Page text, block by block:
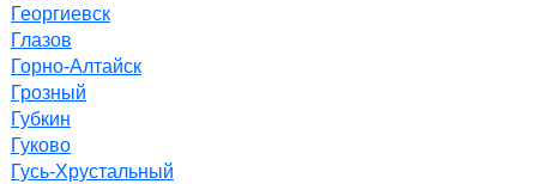
Георгиевск
Глазов
Горно-Алтайск
Грозный
Губкин
Гуково
Гусь-Хрустальный